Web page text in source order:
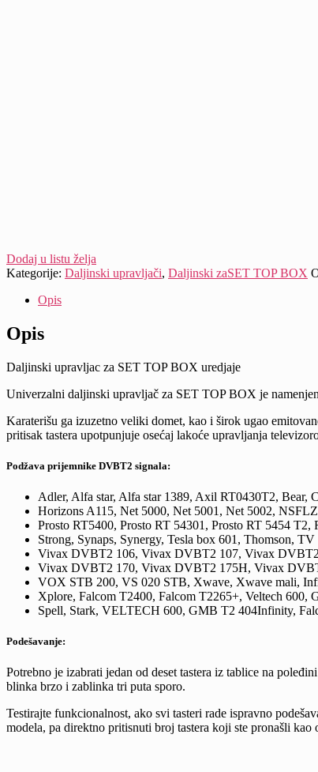
Dodaj u listu želja
Kategorije: Daljinski upravljači, Daljinski zaSET TOP BOX
Opis
Opis
Daljinski upravljac za SET TOP BOX uredjaje
Univerzalni daljinski upravljač za SET TOP BOX je
Karaterišu ga izuzetno veliki domet, kao i širok ugao
pritisak tastera upotpunjuje osećaj lakoće upravljanja
Podžava prijemnike DVBT2 signala:
Adler, Alfa star, Alfa star 1389, Axil RT0430T2, Bear,
Horizons A115, Net 5000, Net 5001, Net 5002,
Prosto RT5400, Prosto RT 54301, Prosto RT 5454
Strong, Synaps, Synergy, Tesla box 601, Thomson,
Vivax DVBT2 106, Vivax DVBT2 107, Vivax
Vivax DVBT2 170, Vivax DVBT2 175H, Vivax
VOX STB 200, VS 020 STB, Xwave, Xwave mali,
Xplore, Falcom T2400, Falcom T2265+, Veltech 600,
Spell, Stark, VELTECH 600, GMB T2 404Infinity,
Podešavanje:
Potrebno je izabrati jedan od deset tastera iz tablice na
blinka brzo i zablinka tri puta sporo.
Testirajte funkcionalnost, ako svi tasteri rade ispravno
modela, pa direktno pritisnuti broj tastera koji ste pronašli